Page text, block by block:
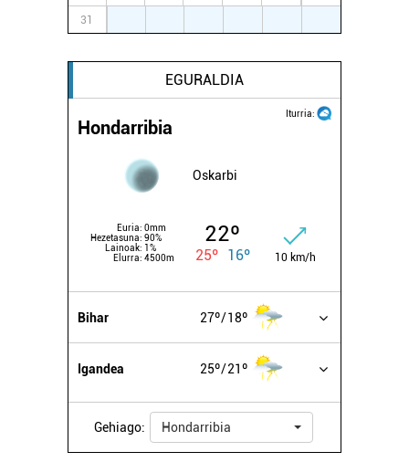
31
EGURALDIA
Iturria:
Hondarribia
Oskarbi
Euria: 0mm
Hezetasuna: 90%
Lainoak: 1%
Elurra: 4500m
22º
25º 16º 10 km/h
Bihar 27º 18º
Igandea 25º 21º
Gehiago: Hondarribia